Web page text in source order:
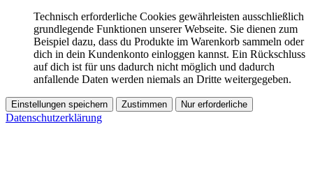
Technisch erforderliche Cookies gewährleisten ausschließlich
grundlegende Funktionen unserer Webseite. Sie dienen zum
Beispiel dazu, dass du Produkte im Warenkorb sammeln oder
dich in dein Kundenkonto einloggen kannst. Ein Rückschluss
auf dich ist für uns dadurch nicht möglich und dadurch
anfallende Daten werden niemals an Dritte weitergegeben.
Einstellungen speichern Zustimmen Nur erforderliche
Datenschutzerklärung